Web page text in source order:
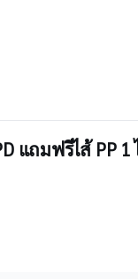
แถมฟรีไส้ PP 1